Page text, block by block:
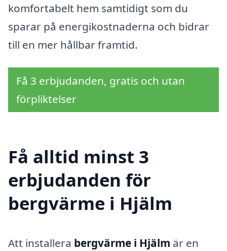
komfortabelt hem samtidigt som du
sparar på energikostnaderna och bidrar
till en mer hållbar framtid.
Få 3 erbjudanden, gratis och utan
förpliktelser
Få alltid minst 3
erbjudanden för
bergvärme i Hjälm
Att installera bergvärme i Hjälm är en